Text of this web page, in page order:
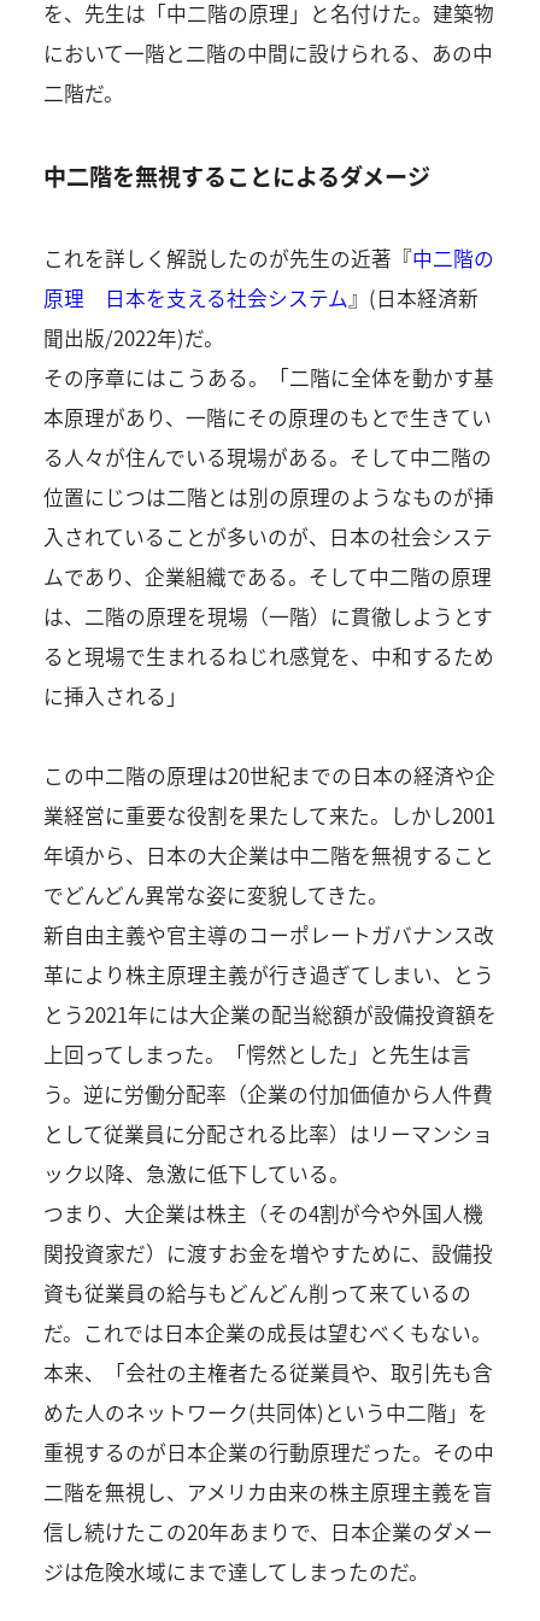
を、先生は「中二階の原理」と名付けた。建築物
において一階と二階の中間に設けられる、あの中
二階だ。
中二階を無視することによるダメージ
これを詳しく解説したのが先生の近著『中二階の
原理 日本を支える社会システム』(日本経済新
聞出版/2022年)だ。
その序章にはこうある。「二階に全体を動かす基
本原理があり、一階にその原理のもとで生きてい
る人々が住んでいる現場がある。そして中二階の
位置にじつは二階とは別の原理のようなものが挿
入されていることが多いのが、日本の社会システ
ムであり、企業組織である。そして中二階の原理
は、二階の原理を現場（一階）に貫徹しようとす
ると現場で生まれるねじれ感覚を、中和するため
に挿入される」
この中二階の原理は20世紀までの日本の経済や企
業経営に重要な役割を果たして来た。しかし2001
年頃から、日本の大企業は中二階を無視すること
でどんどん異常な姿に変貌してきた。
新自由主義や官主導のコーポレートガバナンス改
革により株主原理主義が行き過ぎてしまい、とう
とう2021年には大企業の配当総額が設備投資額を
上回ってしまった。「愕然とした」と先生は言
う。逆に労働分配率（企業の付加価値から人件費
として従業員に分配される比率）はリーマンショ
ック以降、急激に低下している。
つまり、大企業は株主（その4割が今や外国人機
関投資家だ）に渡すお金を増やすために、設備投
資も従業員の給与もどんどん削って来ているの
だ。これでは日本企業の成長は望むべくもない。
本来、「会社の主権者たる従業員や、取引先も含
めた人のネットワーク(共同体)という中二階」を
重視するのが日本企業の行動原理だった。その中
二階を無視し、アメリカ由来の株主原理主義を盲
信し続けたこの20年あまりで、日本企業のダメー
ジは危険水域にまで達してしまったのだ。